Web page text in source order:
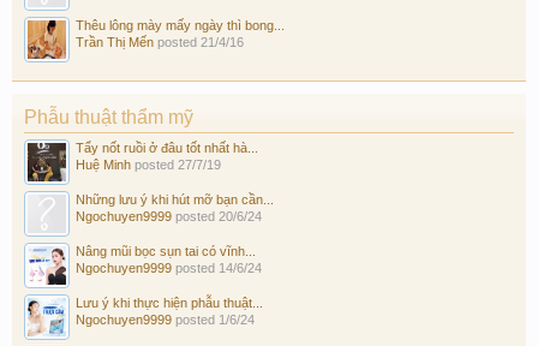
Thêu lông mày mấy ngày thì bong...
Trần Thị Mến posted 21/4/16
Phẫu thuật thẩm mỹ
Tẩy nốt ruồi ở đâu tốt nhất hà...
Huệ Minh posted 27/7/19
Những lưu ý khi hút mỡ bạn cần...
Ngochuyen9999 posted 20/6/24
Nâng mũi bọc sụn tai có vĩnh...
Ngochuyen9999 posted 14/6/24
Lưu ý khi thực hiện phẫu thuật...
Ngochuyen9999 posted 1/6/24